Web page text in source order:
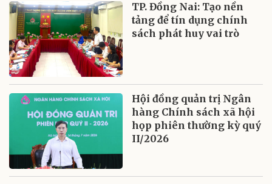
TP. Đồng Nai: Tạo nền
tảng để tín dụng chính
sách phát huy vai trò
Hội đồng quản trị Ngân
hàng Chính sách xã hội
họp phiên thường kỳ quý
II/2026